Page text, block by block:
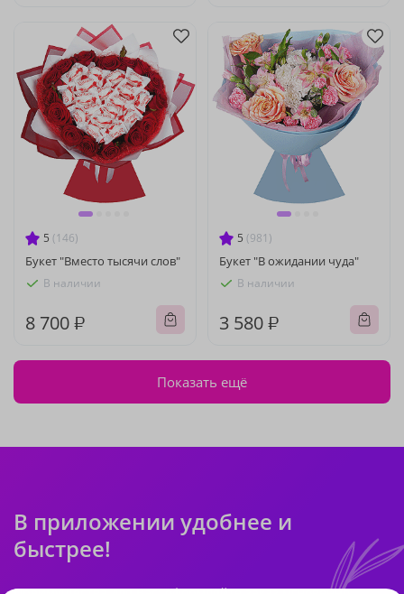
5 (146)
Букет "Вместо тысячи слов"
В наличии
8 700 ₽
5 (981)
Букет "В ожидании чуда"
В наличии
3 580 ₽
Показать ещё
В приложении удобнее и
быстрее!